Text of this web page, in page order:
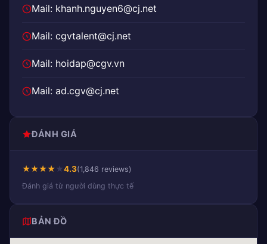
Mail: khanh.nguyen6@cj.net
Mail: cgvtalent@cj.net
Mail: hoidap@cgv.vn
Mail: ad.cgv@cj.net
ĐÁNH GIÁ
★★★★★4.3(1,846 reviews)
Đánh giá từ người dùng thực tế
BẢN ĐỒ